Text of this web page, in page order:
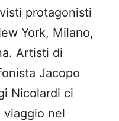
protagonisti
York, Milano,
Artisti di
Jacopo
Nicolardi ci
viaggio nel